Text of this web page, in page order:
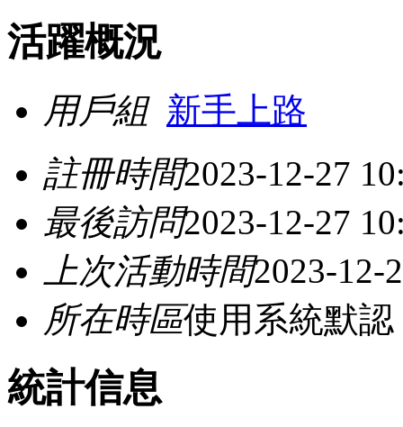
活躍概況
用戶組 新手上路
註冊時間2023-12-27
最後訪問2023-12-27
上次活動時間2023-12-
所在時區使用系統默認
統計信息